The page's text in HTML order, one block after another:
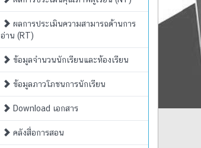
ผลการประเมินความสามารถด้านการ
อ่าน (RT)
ข้อมูลจำนวนนักเรียนและห้องเรียน
ข้อมูลภาวโภชนการนักเรียน
Download เอกสาร
คลังสื่อการสอน